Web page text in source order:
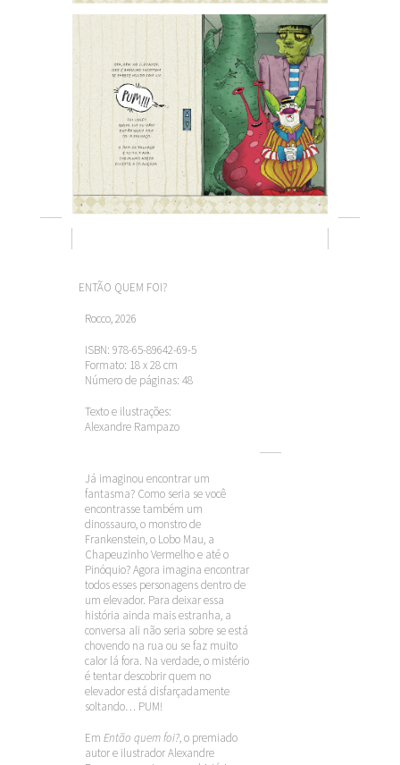
ENTÃO QUEM FOI?
Rocco, 2026
ISBN: 978-65-89642-69-5
Formato: 18 x 28 cm
Número de páginas: 48
Texto e ilustrações:
Alexandre Rampazo
Já imaginou encontrar um
fantasma? Como seria se você
encontrasse também um
dinossauro, o monstro de
Frankenstein, o Lobo Mau, a
Chapeuzinho Vermelho e até o
Pinóquio? Agora imagina encontrar
todos esses personagens dentro de
um elevador. Para deixar essa
história ainda mais estranha, a
conversa ali não seria sobre se está
chovendo na rua ou se faz muito
calor lá fora. Na verdade, o mistério
é tentar descobrir quem no
elevador está disfarçadamente
soltando… PUM!
Em Então quem foi?, o premiado
autor e ilustrador Alexandre